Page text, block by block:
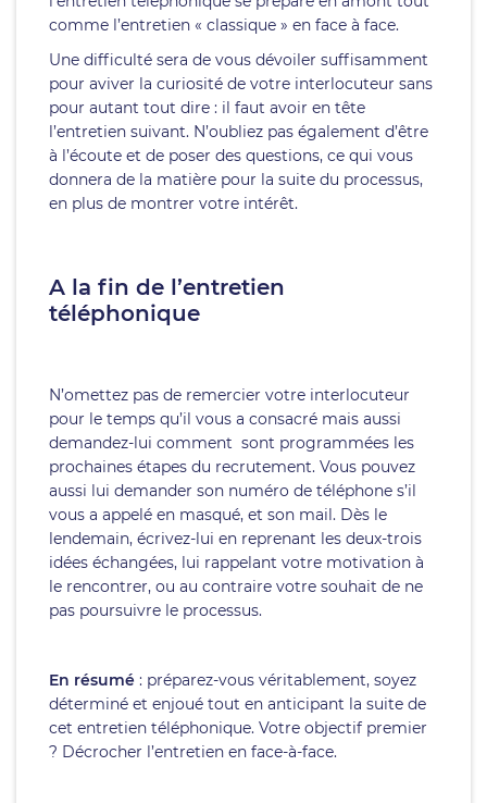
comme l’entretien « classique » en face à face.
Une difficulté sera de vous dévoiler suffisamment
pour aviver la curiosité de votre interlocuteur sans
pour autant tout dire : il faut avoir en tête
l’entretien suivant. N’oubliez pas également d’être
à l’écoute et de poser des questions, ce qui vous
donnera de la matière pour la suite du processus,
en plus de montrer votre intérêt.
A la fin de l’entretien
téléphonique
N’omettez pas de remercier votre interlocuteur
pour le temps qu’il vous a consacré mais aussi
demandez-lui comment sont programmées les
prochaines étapes du recrutement. Vous pouvez
aussi lui demander son numéro de téléphone s’il
vous a appelé en masqué, et son mail. Dès le
lendemain, écrivez-lui en reprenant les deux-trois
idées échangées, lui rappelant votre motivation à
le rencontrer, ou au contraire votre souhait de ne
pas poursuivre le processus.
En résumé : préparez-vous véritablement, soyez
déterminé et enjoué tout en anticipant la suite de
cet entretien téléphonique. Votre objectif premier
? Décrocher l’entretien en face-à-face.